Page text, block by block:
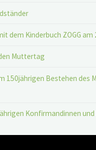
dem Kinderbuch ZOGG am
Muttertag
150jährigen Bestehen des
Konfirmandinnen